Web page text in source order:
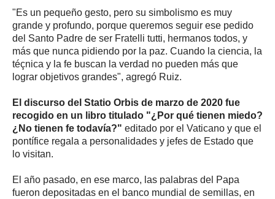
"Es un pequeño gesto, pero su simbolismo es muy
grande y profundo, porque queremos seguir ese pedido
del Santo Padre de ser Fratelli tutti, hermanos todos, y
más que nunca pidiendo por la paz. Cuando la ciencia, la
téçnica y la fe buscan la verdad no pueden más que
lograr objetivos grandes", agregó Ruiz.
El discurso del Statio Orbis de marzo de 2020 fue
recogido en un libro titulado "¿Por qué tienen miedo?
¿No tienen fe todavía?" editado por el Vaticano y que el
pontífice regala a personalidades y jefes de Estado que
lo visitan.
El año pasado, en ese marco, las palabras del Papa
fueron depositadas en el banco mundial de semillas, en